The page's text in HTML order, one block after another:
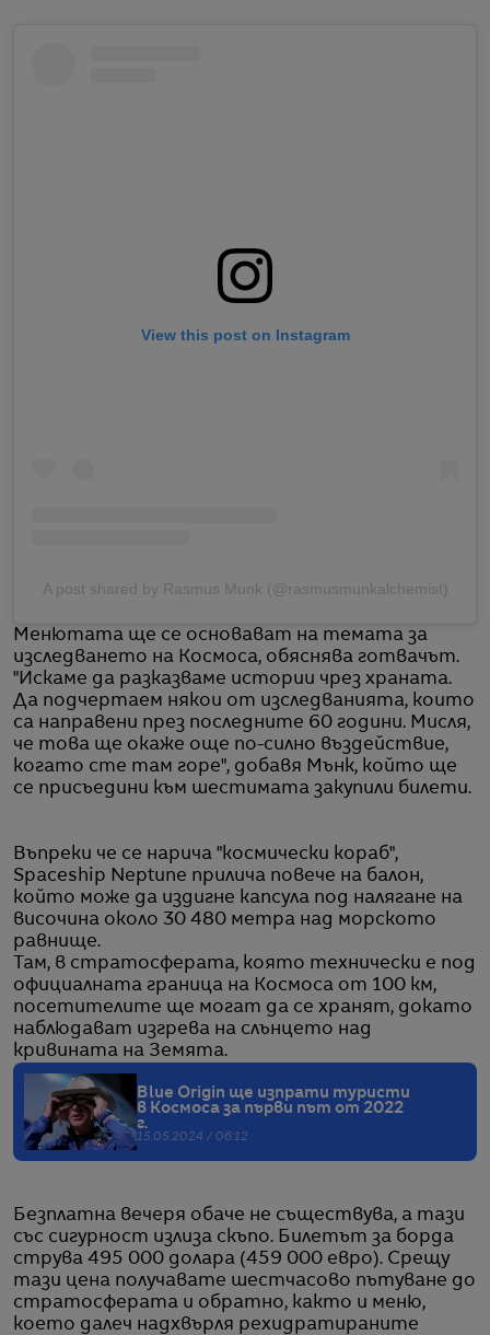
View this post on Instagram
A post shared by Rasmus Munk (@rasmusmunkalchemist)
Менютата ще се основават на темата за
изследването на Космоса, обяснява готвачът.
"Искаме да разказваме истории чрез храната.
Да подчертаем някои от изследванията, които
са направени през последните 60 години. Мисля,
че това ще окаже още по-силно въздействие,
когато сте там горе", добавя Мънк, който ще
се присъедини към шестимата закупили билети.
Въпреки че се нарича "космически кораб",
Spaceship Neptune прилича повече на балон,
който може да издигне капсула под налягане на
височина около 30 480 метра над морското
равнище.
Там, в стратосферата, която технически е под
официалната граница на Космоса от 100 км,
посетителите ще могат да се хранят, докато
наблюдават изгрева на слънцето над
кривината на Земята.
Blue Origin ще изпрати туристи
в Космоса за първи път от 2022
г.
15.05.2024 / 06:12
Безплатна вечеря обаче не съществува, а тази
със сигурност излиза скъпо. Билетът за борда
струва 495 000 долара (459 000 евро). Срещу
тази цена получавате шестчасово пътуване до
стратосферата и обратно, както и меню,
което далеч надхвърля рехидратираните